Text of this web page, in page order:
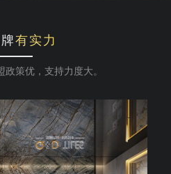
有实力
策优，支持力度大。